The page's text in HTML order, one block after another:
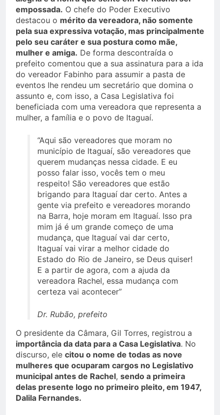
empossada. O chefe do Poder Executivo
destacou o mérito da vereadora, não somente
pela sua expressiva votação, mas principalmente
pelo seu caráter e sua postura como mãe,
mulher e amiga. De forma descontraída o
prefeito comentou que a sua assinatura para a ida
do vereador Fabinho para assumir a pasta de
eventos lhe rendeu um secretário que domina o
assunto e, com isso, a Casa Legislativa foi
beneficiada com uma vereadora que representa a
mulher, a família e o povo de Itaguaí.
“Aqui são vereadores que moram no
município de Itaguaí, são vereadores que
querem mudanças nessa cidade. E eu
posso falar isso, vocês tem o meu
respeito! São vereadores que estão
brigando para Itaguaí dar certo. Antes a
gente via prefeito e vereadores morando
na Barra, hoje moram em Itaguaí. Isso pra
mim já é um grande começo de uma
mudança, que Itaguaí vai dar certo,
Itaguaí vai virar a melhor cidade do
Estado do Rio de Janeiro, se Deus quiser!
E a partir de agora, com a ajuda da
vereadora Rachel, essa mudança com
certeza vai acontecer”
Dr. Rubão, prefeito
O presidente da Câmara, Gil Torres, registrou a
importância da data para a Casa Legislativa. No
discurso, ele citou o nome de todas as nove
mulheres que ocuparam cargos no Legislativo
municipal antes de Rachel, sendo a primeira
delas presente logo no primeiro pleito, em 1947,
Dalila Fernandes.